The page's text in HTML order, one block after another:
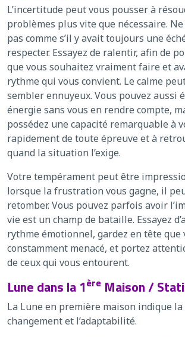
L’incertitude peut vous pousser à
problèmes plus vite que nécessaire.
pas comme s’il y avait toujours une
respecter. Essayez de ralentir, afin de
que vous souhaitez vraiment faire et
rythme qui vous convient. Le calme
sembler ennuyeux. Vous pouvez aussi
énergie sans vous en rendre compte,
possédez une capacité remarquable à
rapidement de toute épreuve et à
quand la situation l’exige.
Votre tempérament peut être
lorsque la frustration vous gagne, il
retomber. Vous pouvez parfois avoir
vie est un champ de bataille. Essayez
rythme émotionnel, gardez en tête que
constamment menacé, et portez
de ceux qui vous entourent.
Lune dans la 1ère Maison /
La Lune en première maison indique
changement et l’adaptabilité.